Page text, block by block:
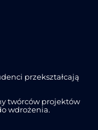
przekształcają
twórców projektów
wdrożenia.